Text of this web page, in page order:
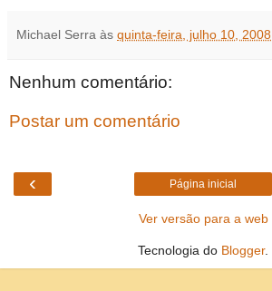
Michael Serra às quinta-feira, julho 10, 2008
Nenhum comentário:
Postar um comentário
‹ Página inicial
Ver versão para a web
Tecnologia do Blogger.